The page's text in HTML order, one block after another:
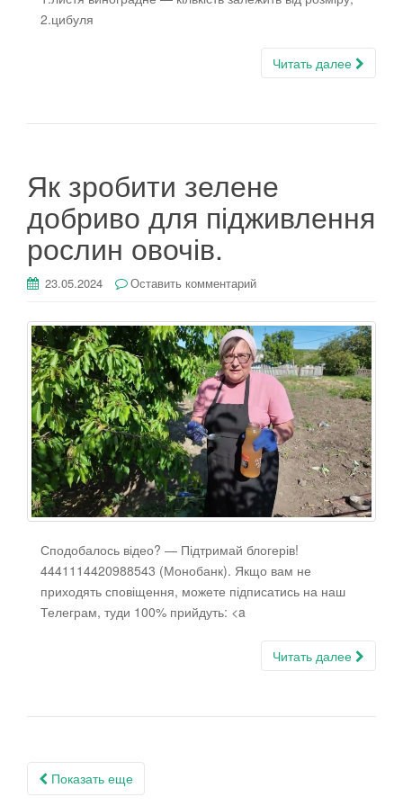
2.цибуля
Читать далее
Як зробити зелене
добриво для підживлення
рослин овочів.
23.05.2024 Оставить комментарий
Сподобалось відео? — Підтримай блогерів!
4441114420988543 (Монобанк). Якщо вам не
приходять сповіщення, можете підписатись на наш
Телеграм, туди 100% прийдуть: <a
Читать далее
Навигация
Показать еще